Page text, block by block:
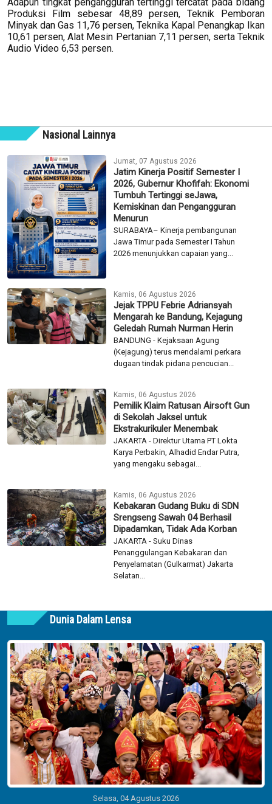
Produksi Film sebesar 48,89 persen, Teknik Pemboran
Minyak dan Gas 11,76 persen, Teknika Kapal Penangkap Ikan
10,61 persen, Alat Mesin Pertanian 7,11 persen, serta Teknik
Audio Video 6,53 persen.
Nasional Lainnya
Jumat, 07 Agustus 2026
Jatim Kinerja Positif Semester I
2026, Gubernur Khofifah: Ekonomi
Tumbuh Tertinggi seJawa,
Kemiskinan dan Pengangguran
Menurun
SURABAYA– Kinerja pembangunan
Jawa Timur pada Semester I Tahun
2026 menunjukkan capaian yang...
Kamis, 06 Agustus 2026
Jejak TPPU Febrie Adriansyah
Mengarah ke Bandung, Kejagung
Geledah Rumah Nurman Herin
BANDUNG - Kejaksaan Agung
(Kejagung) terus mendalami perkara
dugaan tindak pidana pencucian...
Kamis, 06 Agustus 2026
Pemilik Klaim Ratusan Airsoft Gun
di Sekolah Jaksel untuk
Ekstrakurikuler Menembak
JAKARTA - Direktur Utama PT Lokta
Karya Perbakin, Alhadid Endar Putra,
yang mengaku sebagai...
Kamis, 06 Agustus 2026
Kebakaran Gudang Buku di SDN
Srengseng Sawah 04 Berhasil
Dipadamkan, Tidak Ada Korban
JAKARTA - Suku Dinas
Penanggulangan Kebakaran dan
Penyelamatan (Gulkarmat) Jakarta
Selatan...
Dunia Dalam Lensa
Selasa, 04 Agustus 2026